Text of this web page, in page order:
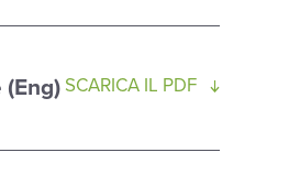
SCARICA IL PDF